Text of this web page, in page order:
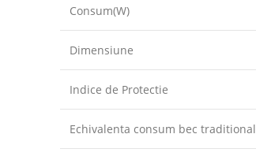
Consum(W)
Dimensiune
Indice de Protectie
Echivalenta consum bec traditional